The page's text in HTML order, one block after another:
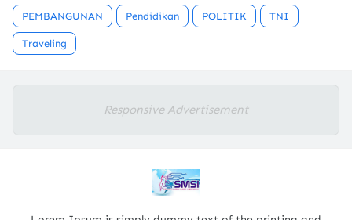
PEMBANGUNAN Pendidikan POLITIK TNI
Traveling
Responsive Advertisement